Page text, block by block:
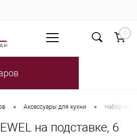
0
• Аксессуары для кухни • Набор
на подставке, 6